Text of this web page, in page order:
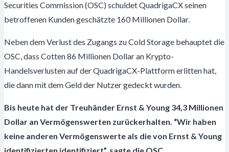
Securities Commission (OSC) schuldet QuadrigaCX seinen
betroffenen Kunden geschätzte 160 Millionen Dollar.
Neben dem Verlust des Zugangs zu Cold Storage behauptet die
OSC, dass Cotten 86 Millionen Dollar an Krypto-
Handelsverlusten auf der QuadrigaCX-Plattform erlitten hat,
die dann mit dem Geld der Nutzer gedeckt wurden.
Bis heute hat der Treuhänder Ernst & Young 34,3 Millionen
Dollar an Vermögenswerten zurückerhalten. “Wir haben
keine anderen Vermögenswerte als die von Ernst & Young